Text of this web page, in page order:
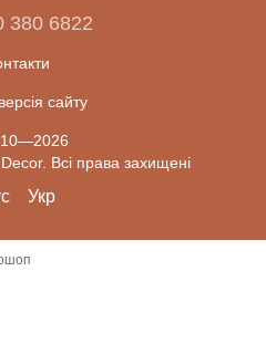
380 6822
сайту
Всі права захищені
Укр